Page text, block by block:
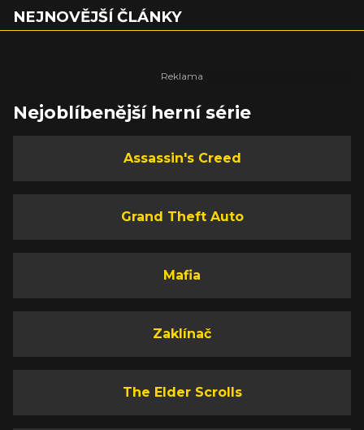
NEJNOVĚJŠÍ ČLÁNKY
Nejoblíbenější herní série
Assassin's Creed
Grand Theft Auto
Mafia
Zaklínač
The Elder Scrolls